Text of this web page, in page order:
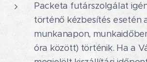
Packeta futárszolgálat
történő kézbesítés esetén
munkanapon,
óra között) történik. Ha a